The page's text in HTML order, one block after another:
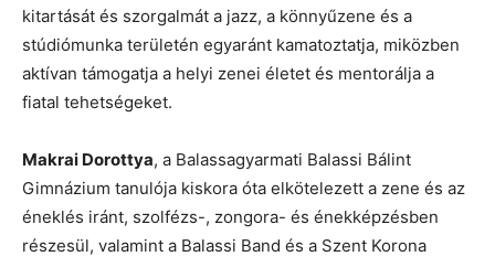
kitartását és szorgalmát a jazz, a könnyűzene és a
stúdiómunka területén egyaránt kamatoztatja, miközben
aktívan támogatja a helyi zenei életet és mentorálja a
fiatal tehetségeket.
Makrai Dorottya, a Balassagyarmati Balassi Bálint
Gimnázium tanulója kiskora óta elkötelezett a zene és az
éneklés iránt, szolfézs-, zongora- és énekképzésben
részesül, valamint a Balassi Band és a Szent Korona